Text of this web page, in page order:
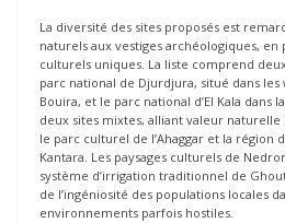
La diversité des sites proposés est
naturels aux vestiges archéologiques, en
culturels uniques. La liste comprend
parc national de Djurdjura, situé dans les
Bouira, et le parc national d’El Kala dans
deux sites mixtes, alliant valeur
le parc culturel de l’Ahaggar et la région
Kantara. Les paysages culturels de
système d’irrigation traditionnel de
de l’ingéniosité des populations locales
environnements parfois hostiles.